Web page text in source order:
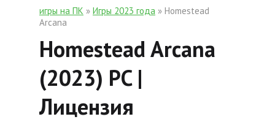
игры на ПК » Игры 2023 года » Homestead
Arcana
Homestead Arcana
(2023) PC |
Лицензия